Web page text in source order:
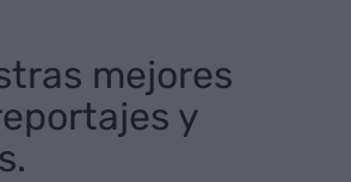
mejores
y